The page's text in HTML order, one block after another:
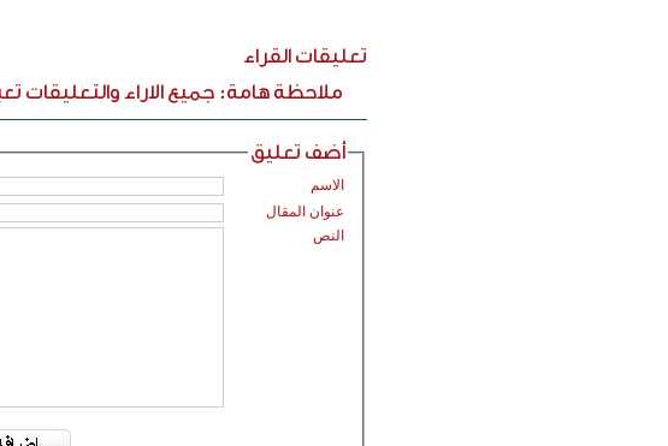
تعليقات القراء
ملاحظة هامة: جميع الاراء
أضف تعليق
الاسم
عنوان المقال
النص